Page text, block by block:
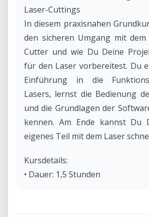
Laser-Cuttings
In diesem praxisnahen
den sicheren Umgang mit dem
Cutter und wie Du Deine
für den Laser vorbereitest. Du
Einführung in die
Lasers, lernst die Bedienung
und die Grundlagen der
kennen. Am Ende kannst Du
eigenes Teil mit dem Laser
Kursdetails:
• Dauer: 1,5 Stunden